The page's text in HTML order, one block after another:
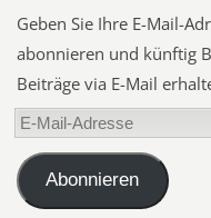
Geben Sie Ihre E-Mail-
abonnieren und künftig
Beiträge via E-Mail
E-
Mail-
AdresseAbonnieren